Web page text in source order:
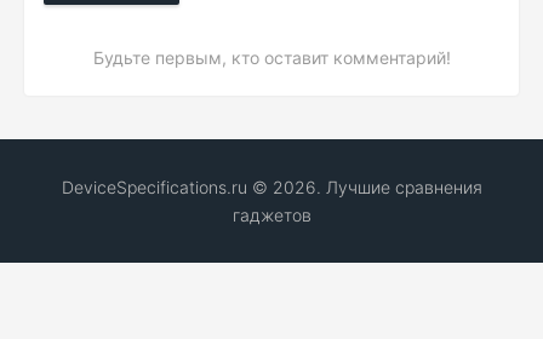
Будьте первым, кто оставит комментарий!
DeviceSpecifications.ru © 2026. Лучшие сравнения
гаджетов